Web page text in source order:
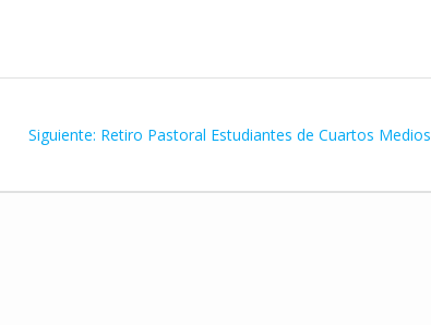
Siguiente: Siguiente
Retiro Pastoral Estudiantes de Cuartos Medios